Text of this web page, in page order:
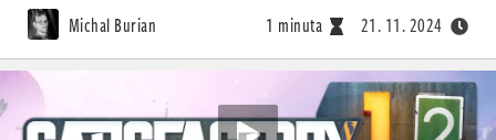
Michal Burian 1 minuta 21. 11. 2024